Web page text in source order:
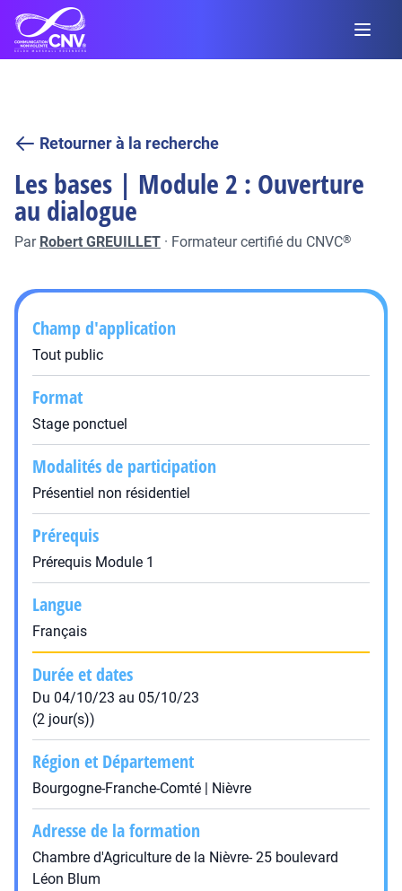
Retourner à la recherche
Les bases | Module 2 : Ouverture
au dialogue
Par Robert GREUILLET · Formateur certifié du CNVC®
Champ d'application
Tout public
Format
Stage ponctuel
Modalités de participation
Présentiel non résidentiel
Prérequis
Prérequis Module 1
Langue
Français
Durée et dates
Du 04/10/23 au 05/10/23
(2 jour(s))
Région et Département
Bourgogne-Franche-Comté | Nièvre
Adresse de la formation
Chambre d'Agriculture de la Nièvre- 25 boulevard
Léon Blum